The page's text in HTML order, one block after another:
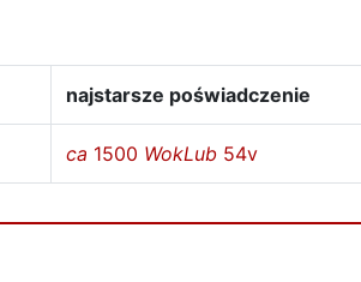
najstarsze poświadczenie
ca 1500 WokLub 54v